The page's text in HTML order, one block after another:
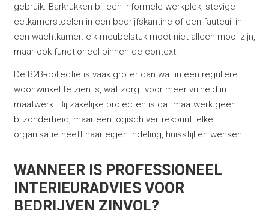
gebruik. Barkrukken bij een informele werkplek, stevige
eetkamerstoelen in een bedrijfskantine of een fauteuil in
een wachtkamer: elk meubelstuk moet niet alleen mooi zijn,
maar ook functioneel binnen de context.
De B2B-collectie is vaak groter dan wat in een reguliere
woonwinkel te zien is, wat zorgt voor meer vrijheid in
maatwerk. Bij zakelijke projecten is dat maatwerk geen
bijzonderheid, maar een logisch vertrekpunt: elke
organisatie heeft haar eigen indeling, huisstijl en wensen.
WANNEER IS PROFESSIONEEL
INTERIEURADVIES VOOR
BEDRIJVEN ZINVOL?